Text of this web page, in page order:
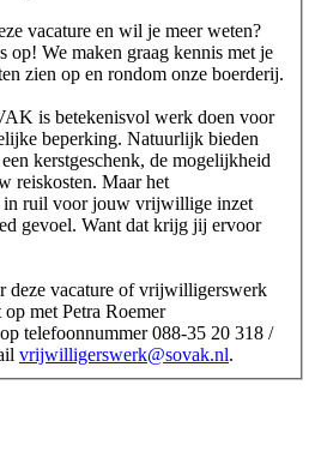
vacature en wil je meer weten?
op! We maken graag kennis met je
zien op en rondom onze boerderij.
is betekenisvol werk doen voor
beperking. Natuurlijk bieden
kerstgeschenk, de mogelijkheid
reiskosten. Maar het
in ruil voor jouw vrijwillige inzet
gevoel. Want dat krijg jij ervoor
deze vacature of vrijwilligerswerk
met Petra Roemer
telefoonnummer 088-35 20 318 /
vrijwilligerswerk@sovak.nl.